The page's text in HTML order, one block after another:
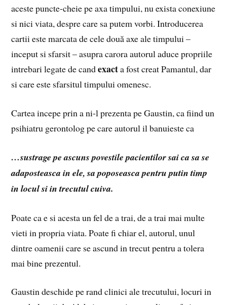
aceste puncte-cheie pe axa timpului, nu exista conexiune
si nici viata, despre care sa putem vorbi. Introducerea
cartii este marcata de cele două axe ale timpului –
inceput si sfarsit – asupra carora autorul aduce propriile
intrebari legate de candexacta fost creat Pamantul, dar
si care este sfarsitul timpului omenesc.
Cartea incepe prin a ni-l prezenta pe Gaustin, ca fiind un
psihiatru gerontolog pe care autorul il banuieste ca
…sustrage pe ascuns povestile pacientilor sai ca sa se
adaposteasca in ele, sa poposeasca pentru putin timp
in locul si in trecutul cuiva.
Poate ca e si acesta un fel de a trai, de a trai mai multe
vieti in propria viata. Poate fi chiar el, autorul, unul
dintre oamenii care se ascund in trecut pentru a tolera
mai bine prezentul.
Gaustin deschide pe rand clinici ale trecutului, locuri in